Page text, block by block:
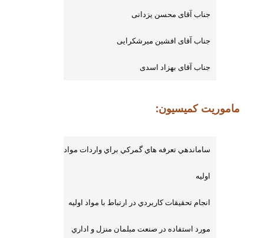
جناب آقای محسن یزدانی
جناب آقای افشین میرشکرایی
جناب آقای بهزاد اسدی
ماموریت کمیسیون:
ساماندهي تعرفه هاي گمركي براي واردات مواد
اوليه
انجام تحقيقات كاربردي در ارتباط با مواد اوليه
مورد استفاده در صنعت مبلمان منزل و اداري